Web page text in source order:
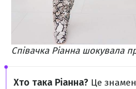
Співачка Ріанна шокувала
Хто така Ріанна? Це